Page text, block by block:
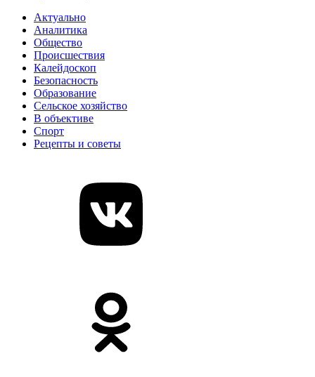
Актуально
Аналитика
Общество
Происшествия
Калейдоскоп
Безопасность
Образование
Сельское хозяйство
В объективе
Спорт
Рецепты и советы